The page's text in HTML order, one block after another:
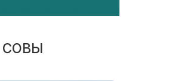
СОВЫ